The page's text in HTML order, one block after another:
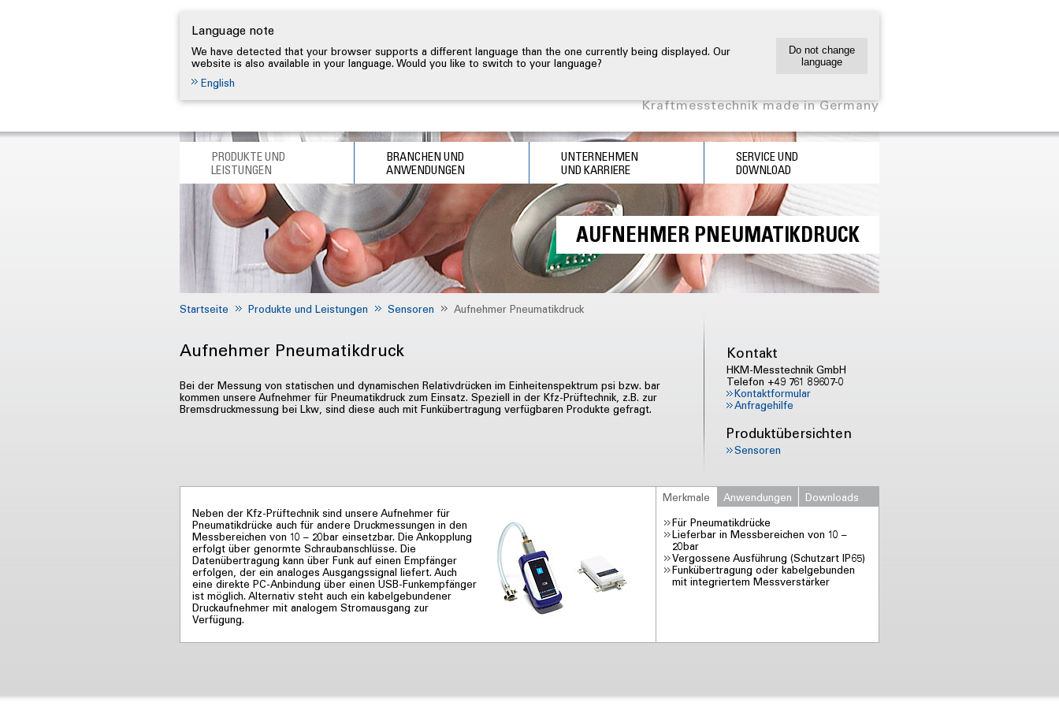
Language note
We have detected that your browser supports a different language than the one currently being displayed. Our
website is also available in your language. Would you like to switch to your language?
English
Do not change
language
Kraftmesstechnik made in Germany
PRODUKTE UND
LEISTUNGEN
BRANCHEN UND
ANWENDUNGEN
UNTERNEHMEN
UND KARRIERE
SERVICE UND
DOWNLOAD
AUFNEHMER PNEUMATIKDRUCK
Startseite Produkte und Leistungen Sensoren Aufnehmer Pneumatikdruck
Aufnehmer Pneumatikdruck
Bei der Messung von statischen und dynamischen Relativdrücken im Einheitenspektrum psi bzw. bar
kommen unsere Aufnehmer für Pneumatikdruck zum Einsatz. Speziell in der Kfz-Prüftechnik, z.B. zur
Bremsdruckmessung bei Lkw, sind diese auch mit Funkübertragung verfügbaren Produkte gefragt.
Kontakt
HKM-Messtechnik GmbH
Telefon +49 761 89607-0
Kontaktformular
Anfragehilfe
Produktübersichten
Sensoren
Neben der Kfz-Prüftechnik sind unsere Aufnehmer für
Pneumatikdrücke auch für andere Druckmessungen in den
Messbereichen von 10 – 20bar einsetzbar. Die Ankopplung
erfolgt über genormte Schraubanschlüsse. Die
Datenübertragung kann über Funk auf einen Empfänger
erfolgen, der ein analoges Ausgangssignal liefert. Auch
eine direkte PC-Anbindung über einen USB-Funkempfänger
ist möglich. Alternativ steht auch ein kabelgebundener
Druckaufnehmer mit analogem Stromausgang zur
Verfügung.
Merkmale Anwendungen
Downloads
Für Pneumatikdrücke
Lieferbar in Messbereichen von 10 –
20bar
Vergossene Ausführung (Schutzart IP65)
Funkübertragung oder kabelgebunden
mit integriertem Messverstärker